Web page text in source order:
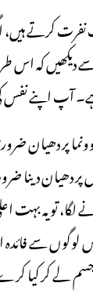
کرتے ہیں،
دیکھیں کہ
نفس کی
پر دھیان
دھیان دینا
لگا، تو
سے فائدہ
لے کر کیا